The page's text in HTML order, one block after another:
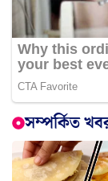
সম্পর্কিত